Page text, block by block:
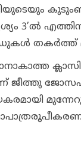
3’ൽ
തകർത്ത്
ജീത്തു ജോസഫ്.